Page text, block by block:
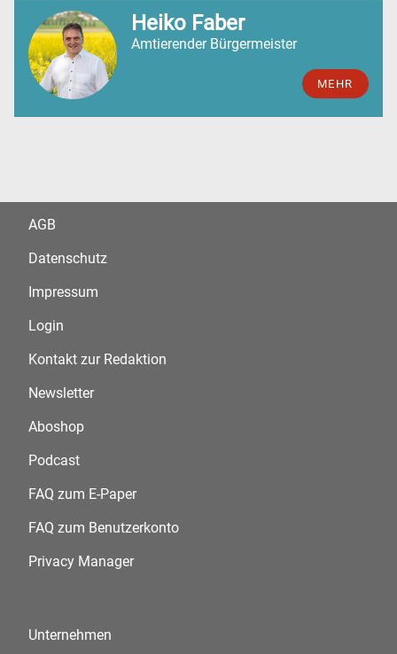
Heiko Faber
Amtierender Bürgermeister
MEHR
AGB
Datenschutz
Impressum
Login
Kontakt zur Redaktion
Newsletter
Aboshop
Podcast
FAQ zum E-Paper
FAQ zum Benutzerkonto
Privacy Manager
Unternehmen